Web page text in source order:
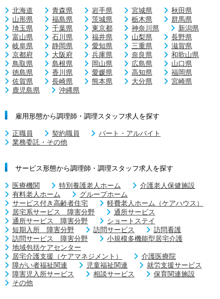
北海道 青森県 岩手県 宮城県
秋田県
山形県
福島県 茨城県 栃木県
群馬県
埼玉県
千葉県 東京都 神奈川県
新潟県
富山県
石川県 福井県 山梨県
長野県
岐阜県
静岡県 愛知県 三重県
滋賀県
京都府
大阪府 兵庫県 奈良県
和歌山県
鳥取県
島根県 岡山県 広島県
山口県
徳島県
香川県 愛媛県 高知県
福岡県
佐賀県
長崎県 熊本県 大分県
宮崎県
鹿児島県
沖縄県
雇用形態から調理師・調理スタッフ求人を探す
正職員 契約職員
パート・アルバイト
業務委託・その他
サービス形態から調理師・調理スタッフ求人を探す
医療機関 特別養護老人ホーム
介護老人保健施設
有料老人ホーム
グループホーム
サービス付き高齢者住宅
軽費老人ホーム（ケアハウス）
居宅系サービス 障害分野
通所サービス
通所サービス 障害分野
ショートステイ
短期入所 障害分野
訪問サービス
訪問看護
訪問サービス 障害分野
小規模多機能型居宅介護
地域包括ケアセンター
居宅介護支援（ケアマネジメント）
介護医療院
障がい者福祉関連
児童福祉関連
就労支援サービス
障害児入所サービス
相談サービス
保育関連施設
その他